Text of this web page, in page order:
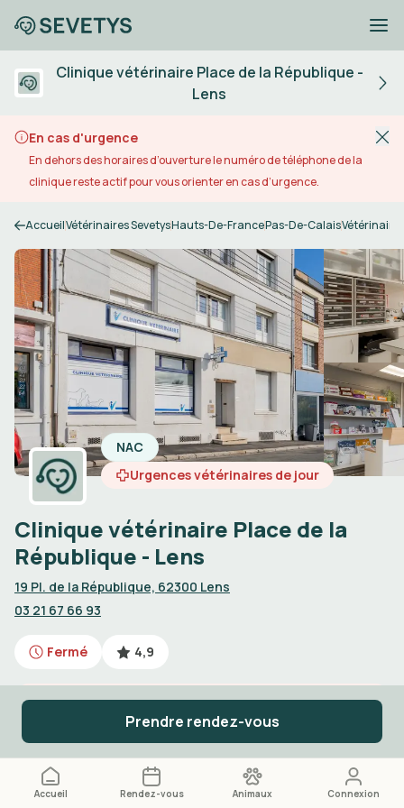
Accueil Rendez-vous Animaux Connexion
Clinique vétérinaire Place de la République -
Lens
En cas d'urgence
En dehors des horaires d’ouverture le numéro de téléphone de la
clinique reste actif pour vous orienter en cas d’urgence.
AccueilVétérinaires SevetysHauts-De-FrancePas-De-Calais
Urgences vétérinaires de jour
NAC
Clinique vétérinaire Place de la
République - Lens
19 Pl. de la République, 62300 Lens
03 21 67 66 93
Fermé 4,9
Urgences vétérinaires de jour
Appelez le03 21 67 66 93
Prendre rendez-vous